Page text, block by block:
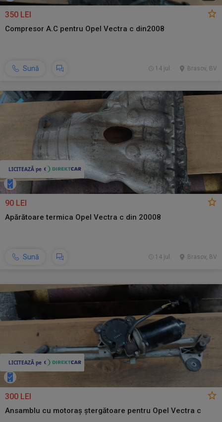
350 LEI
Compresor A.C pentru Opel Vectra c din2008
Sună Brasov, BV
14 jul.
90 LEI
Apărătoare termica Opel Vectra c din 20008
Sună Brasov, BV
14 jul.
300 LEI
Ansamblu cu motoraș ștergătoare pentru Opel Vectra c